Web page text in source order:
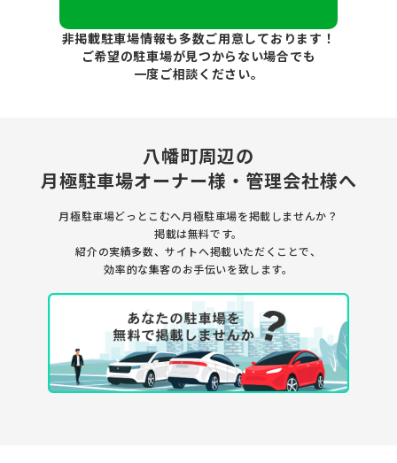
非掲載駐車場情報も多数ご用意しております！
ご希望の駐車場が見つからない場合でも
一度ご相談ください。
八幡町周辺の
月極駐車場オーナー様・管理会社様へ
月極駐車場どっとこむへ月極駐車場を掲載しませんか？
掲載は無料です。
紹介の実績多数、サイトへ掲載いただくことで、
効率的な集客のお手伝いを致します。